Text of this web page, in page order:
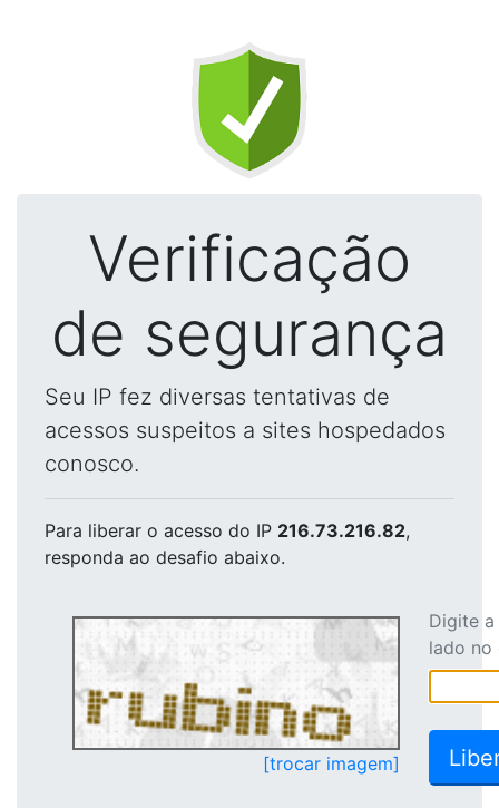
Verificação
de segurança
Seu IP fez diversas tentativas de
acessos suspeitos a sites hospedados
conosco.
Para liberar o acesso do IP 216.73.216.82,
responda ao desafio abaixo.
[trocar imagem]
Digite
lado no